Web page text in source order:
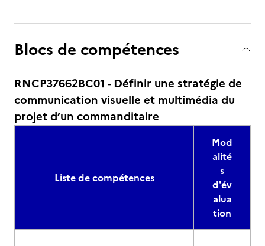
Blocs de compétences
RNCP37662BC01 - Définir une stratégie de
communication visuelle et multimédia du
projet d’un commanditaire
Liste de compétences
Mod
alité
s
d'év
alua
tion